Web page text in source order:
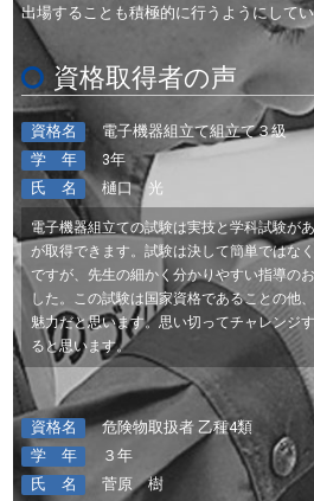
出場することも積極的に行うようにして
資格取得者の声
資格名
電子機器組立て組立て３級
学 年
3年
氏 名
樋口 光
電子機器組立ての試験は実技と学科試験が
が取得できます。試験は決して簡単ではな
ですが、先生の細かく分かりやすい指導の
した。この試験は国家資格であることの他
魅力だと思います。思い切ってチャレンジ
ると思います。
資格名
危険物取扱者 乙種4類
学 年
３年
氏 名
菅原 樹